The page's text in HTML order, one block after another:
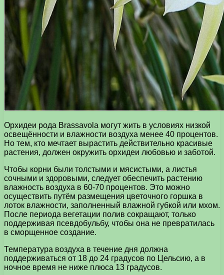
Орхидеи рода Brassavola могут жить в условиях низкой
освещённости и влажности воздуха менее 40 процентов.
Но тем, кто мечтает вырастить действительно красивые
растения, должен окружить орхидеи любовью и заботой.
Чтобы корни были толстыми и мясистыми, а листья
сочными и здоровыми, следует обеспечить растению
влажность воздуха в 60-70 процентов. Это можно
осуществить путём размещения цветочного горшка в
лоток влажности, заполненный влажной губкой или мхом.
После периода вегетации полив сокращают, только
поддерживая псевдобульбу, чтобы она не превратилась
в сморщенное создание.
Температура воздуха в течение дня должна
поддерживаться от 18 до 24 градусов по Цельсию, а в
ночное время не ниже плюса 13 градусов.